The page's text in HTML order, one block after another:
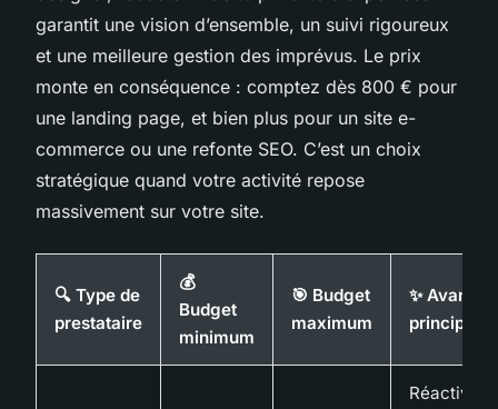
garantit une vision d’ensemble, un suivi rigoureux
et une meilleure gestion des imprévus. Le prix
monte en conséquence : comptez dès 800 € pour
une landing page, et bien plus pour un site e-
commerce ou une refonte SEO. C’est un choix
stratégique quand votre activité repose
massivement sur votre site.
🔍 Type de
prestataire
💰
Budget
minimum
🎯 Budget
maximum
✨
principaux